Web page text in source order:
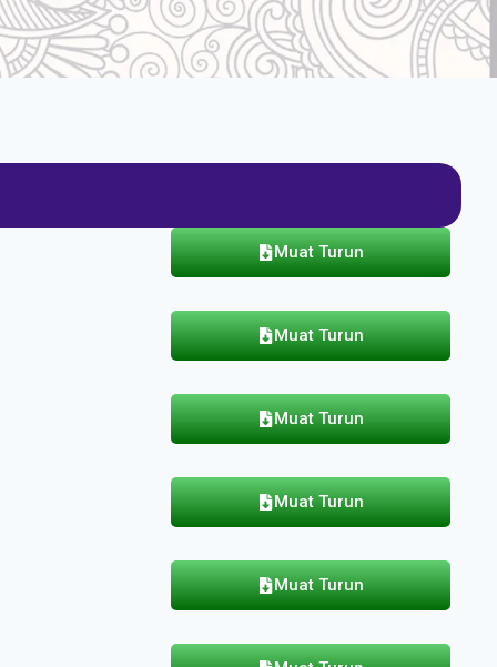
Muat Turun
Muat Turun
Muat Turun
Muat Turun
Muat Turun